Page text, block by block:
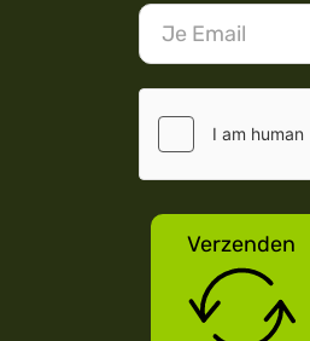
Verzenden